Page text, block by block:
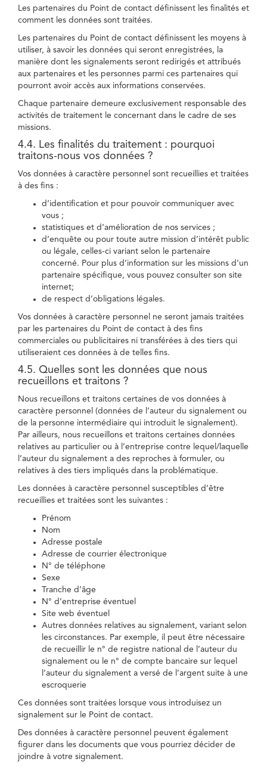
Les partenaires du Point de contact définissent les finalités et
comment les données sont traitées.
Les partenaires du Point de contact définissent les moyens à
utiliser, à savoir les données qui seront enregistrées, la
manière dont les signalements seront redirigés et attribués
aux partenaires et les personnes parmi ces partenaires qui
pourront avoir accès aux informations conservées.
Chaque partenaire demeure exclusivement responsable des
activités de traitement le concernant dans le cadre de ses
missions.
4.4. Les finalités du traitement : pourquoi
traitons-nous vos données ?
Vos données à caractère personnel sont recueillies et traitées
à des fins :
d’identification et pour pouvoir communiquer avec
vous ;
statistiques et d’amélioration de nos services ;
d’enquête ou pour toute autre mission d’intérêt public
ou légale, celles-ci variant selon le partenaire
concerné. Pour plus d’information sur les missions d’un
partenaire spécifique, vous pouvez consulter son site
internet;
de respect d’obligations légales.
Vos données à caractère personnel ne seront jamais traitées
par les partenaires du Point de contact à des fins
commerciales ou publicitaires ni transférées à des tiers qui
utiliseraient ces données à de telles fins.
4.5. Quelles sont les données que nous
recueillons et traitons ?
Nous recueillons et traitons certaines de vos données à
caractère personnel (données de l’auteur du signalement ou
de la personne intermédiaire qui introduit le signalement).
Par ailleurs, nous recueillons et traitons certaines données
relatives au particulier ou à l’entreprise contre lequel/laquelle
l’auteur du signalement a des reproches à formuler, ou
relatives à des tiers impliqués dans la problématique.
Les données à caractère personnel susceptibles d’être
recueillies et traitées sont les suivantes :
Prénom
Nom
Adresse postale
Adresse de courrier électronique
N° de téléphone
Sexe
Tranche d’âge
N° d’entreprise éventuel
Site web éventuel
Autres données relatives au signalement, variant selon
les circonstances. Par exemple, il peut être nécessaire
de recueillir le n° de registre national de l’auteur du
signalement ou le n° de compte bancaire sur lequel
l’auteur du signalement a versé de l’argent suite à une
escroquerie
Ces données sont traitées lorsque vous introduisez un
signalement sur le Point de contact.
Des données à caractère personnel peuvent également
figurer dans les documents que vous pourriez décider de
joindre à votre signalement.